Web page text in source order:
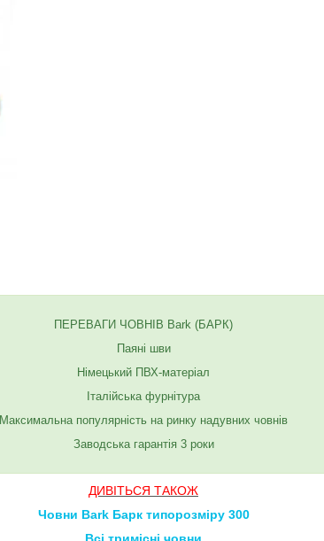
ПЕРЕВАГИ ЧОВНІВ Bark (БАРК)
Паяні шви
Німецький ПВХ-матеріал
Італійська фурнітура
Максимальна популярність на ринку надувних човнів
Заводська гарантія 3 роки
ДИВІТЬСЯ ТАКОЖ
Човни Bark Барк типорозміру 300